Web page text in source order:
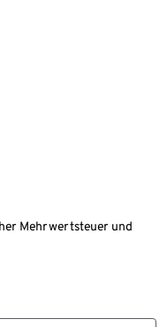
Mehrwertsteuer und